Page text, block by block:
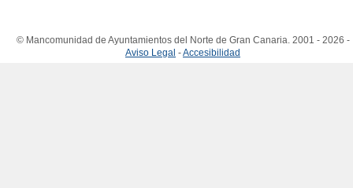
© Mancomunidad de Ayuntamientos del Norte de Gran Canaria. 2001 - 2026 -
Aviso Legal -Accesibilidad